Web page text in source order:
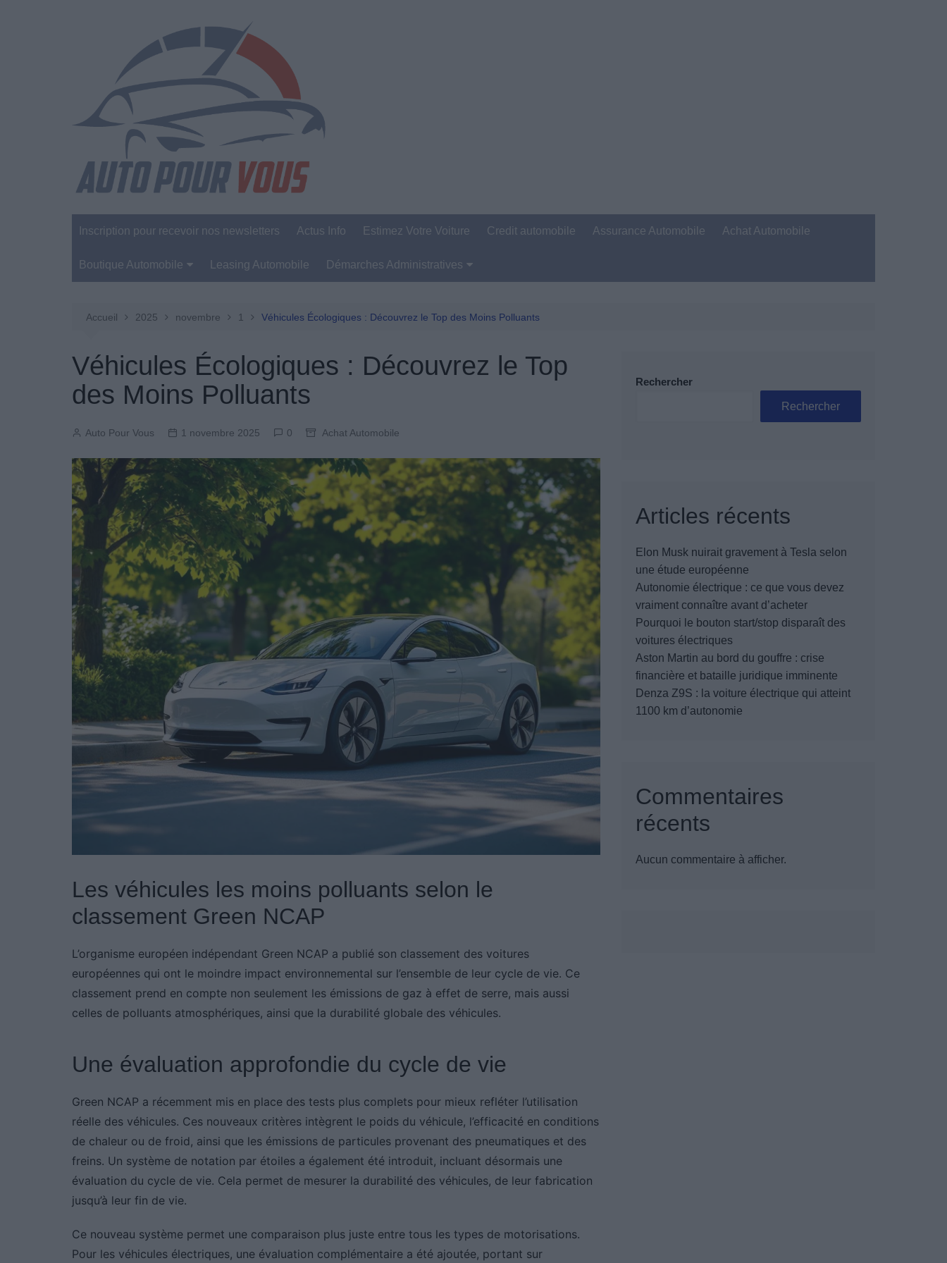
Inscription pour recevoir nos newsletters Actus Info Estimez Votre Voiture Credit automobile Assurance Automobile Achat Automobile
Boutique Automobile
Entretien Automobile
Produits Boutique
Leasing Automobile Démarches Administratives
Permis De Conduire
Accueil 2025 novembre 1 Véhicules Écologiques : Découvrez le Top des Moins Polluants
Véhicules Écologiques : Découvrez le Top
des Moins Polluants
Auto Pour Vous 1 novembre 2025 0 Achat Automobile
Les véhicules les moins polluants selon le
classement Green NCAP
L’organisme européen indépendant Green NCAP a publié son classement des voitures
européennes qui ont le moindre impact environnemental sur l’ensemble de leur cycle de vie. Ce
classement prend en compte non seulement les émissions de gaz à effet de serre, mais aussi
celles de polluants atmosphériques, ainsi que la durabilité globale des véhicules.
Une évaluation approfondie du cycle de vie
Green NCAP a récemment mis en place des tests plus complets pour mieux refléter l’utilisation
réelle des véhicules. Ces nouveaux critères intègrent le poids du véhicule, l’efficacité en conditions
de chaleur ou de froid, ainsi que les émissions de particules provenant des pneumatiques et des
freins. Un système de notation par étoiles a également été introduit, incluant désormais une
évaluation du cycle de vie. Cela permet de mesurer la durabilité des véhicules, de leur fabrication
jusqu’à leur fin de vie.
Ce nouveau système permet une comparaison plus juste entre tous les types de motorisations.
Pour les véhicules électriques, une évaluation complémentaire a été ajoutée, portant sur
Rechercher
Rechercher
Articles récents
Elon Musk nuirait gravement à Tesla selon
une étude européenne
Autonomie électrique : ce que vous devez
vraiment connaître avant d’acheter
Pourquoi le bouton start/stop disparaît des
voitures électriques
Aston Martin au bord du gouffre : crise
financière et bataille juridique imminente
Denza Z9S : la voiture électrique qui atteint
1100 km d’autonomie
Commentaires
récents
Aucun commentaire à afficher.